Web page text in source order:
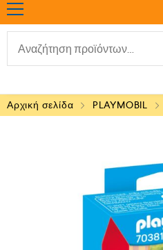
Αρχική σελίδα PLAYMOBIL